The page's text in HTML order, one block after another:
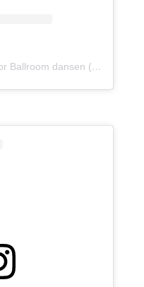
Een bericht gedeeld door Ballroom dansen (@ballroomdansen)